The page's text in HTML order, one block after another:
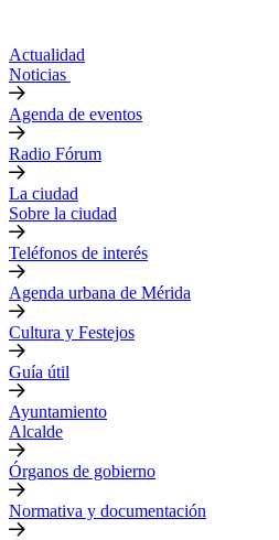
Actualidad
Noticias
Agenda de eventos
Radio Fórum
La ciudad
Sobre la ciudad
Teléfonos de interés
Agenda urbana de Mérida
Cultura y Festejos
Guía útil
Ayuntamiento
Alcalde
Órganos de gobierno
Normativa y documentación